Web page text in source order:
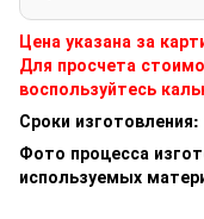
Цена указана за
Для просчета
воспользуйтесь
Сроки изготовления:
Фото процесса
используемых